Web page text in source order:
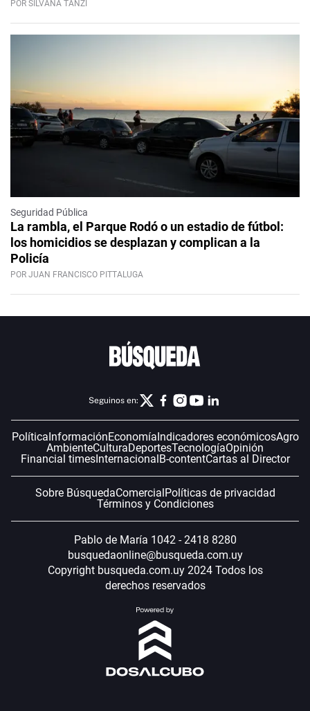
POR SILVANA TANZI
Seguridad Pública
La rambla, el Parque Rodó o un estadio de fútbol:
los homicidios se desplazan y complican a la
Policía
POR JUAN FRANCISCO PITTALUGA
Seguinos en:
PolíticaInformaciónEconomíaIndicadores económicosAgro
AmbienteCulturaDeportesTecnologíaOpinión
Financial timesInternacionalB-contentCartas al Director
Sobre BúsquedaComercialPolíticas de privacidad
Términos y Condiciones
Pablo de María 1042 - 2418 8280
busquedaonline@busqueda.com.uy
Copyright busqueda.com.uy 2024 Todos los
derechos reservados